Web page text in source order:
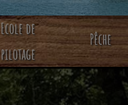
Ecole de
pilotage
Pêche